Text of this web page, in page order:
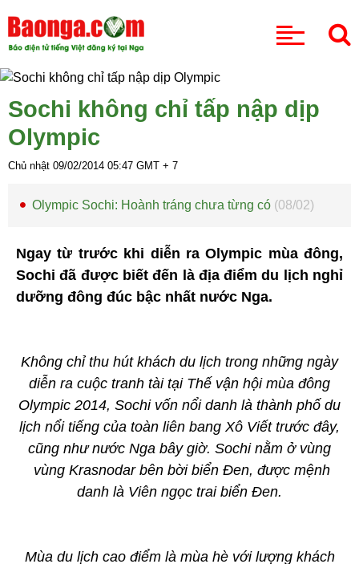
Sochi không chỉ tấp nập dịp
Olympic
Chủ nhật 09/02/2014 05:47 GMT + 7
Olympic Sochi: Hoành tráng chưa từng có (08/02)
Ngay từ trước khi diễn ra Olympic mùa đông,
Sochi đã được biết đến là địa điểm du lịch nghỉ
dưỡng đông đúc bậc nhất nước Nga.
Không chỉ thu hút khách du lịch trong những ngày
diễn ra cuộc tranh tài tại Thế vận hội mùa đông
Olympic 2014, Sochi vốn nổi danh là thành phố du
lịch nổi tiếng của toàn liên bang Xô Viết trước đây,
cũng như nước Nga bây giờ. Sochi nằm ở vùng
vùng Krasnodar bên bời biển Đen, được mệnh
danh là Viên ngọc trai biển Đen.
Mùa du lịch cao điểm là mùa hè với lượng khách